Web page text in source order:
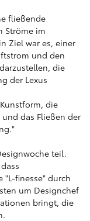
fließende
Ströme im
Ziel war es, einer
und den
die
der Lexus
die
das Fließen der
teil.
"L-finesse" durch
um Designchef
bringt, die